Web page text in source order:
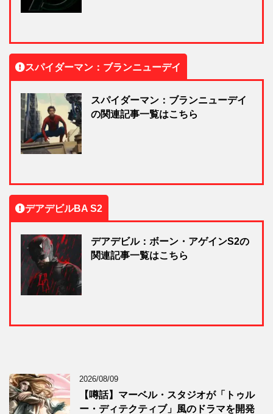
スパイダーマン：ブランニューデイ
スパイダーマン：ブランニューデイ
の関連記事一覧はこちら
デアデビルBA S2
デアデビル：ボーン・アゲインS2の
関連記事一覧はこちら
2026/08/09
【噂話】マーベル・スタジオが「トゥル
ー・ディテクティブ」風のドラマを開発